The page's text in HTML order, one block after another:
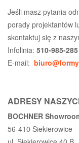
Jeśli masz pytania
porady projektantów
skontaktuj się z
Infolinia: 510-985-285
E-mail:
ADRESY
BOCHNER
56-410 Siekierowice